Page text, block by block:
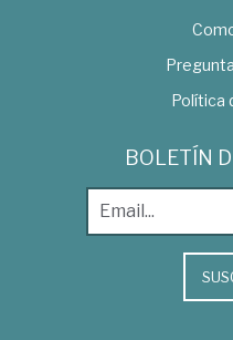
Política
BOLETÍN